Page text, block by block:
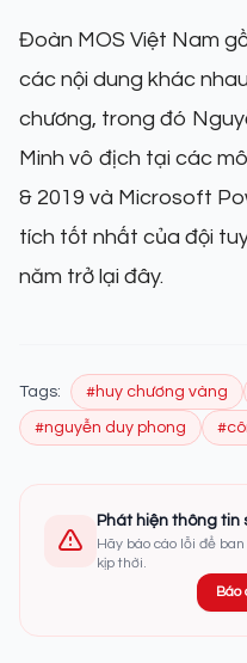
Đoàn MOS Việt Nam
các nội dung khác
chương, trong đó
Minh vô địch tại các
& 2019 và Microsoft
tích tốt nhất của đội
năm trở lại đây.
Tags: #huy chương vàng
#nguyễn duy phong
Phát hiện thông tin
Hãy báo cáo lỗi để
kịp thời.
Báo